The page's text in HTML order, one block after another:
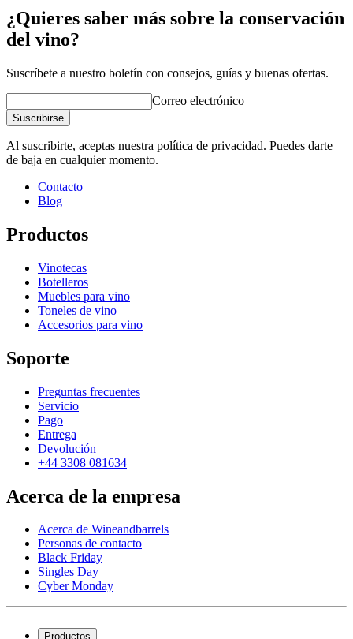
¿Quieres saber más sobre la conservación
del vino?
Suscríbete a nuestro boletín con consejos, guías y buenas ofertas.
Correo electrónico
Suscribirse
Al suscribirte, aceptas nuestra política de privacidad. Puedes darte
de baja en cualquier momento.
Contacto
Blog
Productos
Vinotecas
Botelleros
Muebles para vino
Toneles de vino
Accesorios para vino
Soporte
Preguntas frecuentes
Servicio
Pago
Entrega
Devolución
+44 3308 081634
Acerca de la empresa
Acerca de Wineandbarrels
Personas de contacto
Black Friday
Singles Day
Cyber Monday
Productos